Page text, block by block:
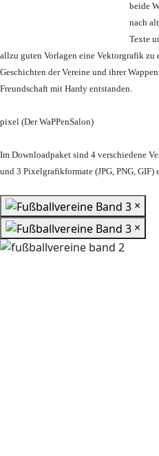
beide
nach
Texte
allzu guten Vorlagen eine Vektorgrafik zu
Geschichten der Vereine und ihrer
Freundschaft mit Hardy entstanden.
pixel (Der WaPPenSalon)
Im Downloadpaket sind 4 verschiedene
und 3 Pixelgrafikformate (JPG, PNG, GIF)
×
×